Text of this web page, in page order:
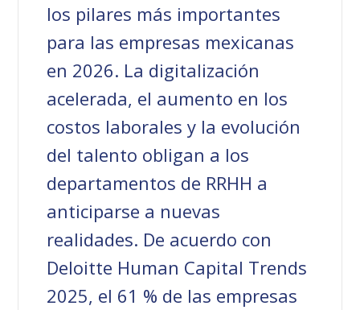
los pilares más importantes
para las empresas mexicanas
en 2026. La digitalización
acelerada, el aumento en los
costos laborales y la evolución
del talento obligan a los
departamentos de RRHH a
anticiparse a nuevas
realidades. De acuerdo con
Deloitte Human Capital Trends
2025, el 61 % de las empresas